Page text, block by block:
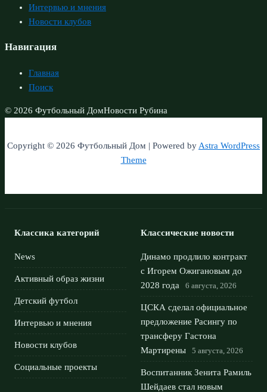
Интервью и мнения
Новости клубов
Навигация
Главная
Поиск
© 2026 Футбольный ДомНовости Рубина
Copyright © 2026 Футбольный Дом | Powered byAstra WordPress
Theme
Классика категорий
News
Активный образ жизни
Детский футбол
Интервью и мнения
Новости клубов
Социальные проекты
Классические новости
Динамо продлило контракт
с Игорем Ожигановым до
2028 года
6 августа, 2026
ЦСКА сделал официальное
предложение Расингу по
трансферу Гастона
Мартирены
5 августа, 2026
Воспитанник Зенита Рамиль
Шейдаев стал новым